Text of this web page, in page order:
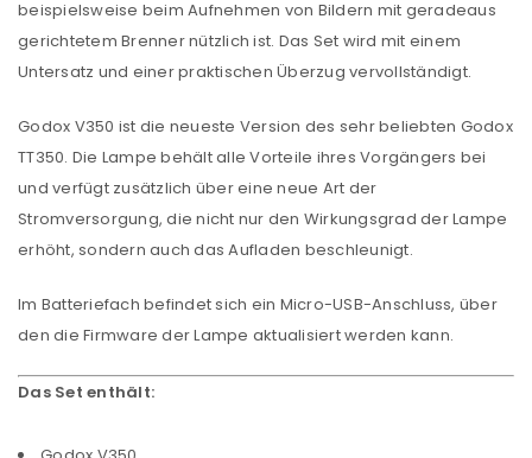
beispielsweise beim Aufnehmen von Bildern mit geradeaus
gerichtetem Brenner nützlich ist. Das Set wird mit einem
Untersatz und einer praktischen Überzug vervollständigt.
Godox V350 ist die neueste Version des sehr beliebten Godox
TT350. Die Lampe behält alle Vorteile ihres Vorgängers bei
und verfügt zusätzlich über eine neue Art der
Stromversorgung, die nicht nur den Wirkungsgrad der Lampe
erhöht, sondern auch das Aufladen beschleunigt.
Im Batteriefach befindet sich ein Micro-USB-Anschluss, über
den die Firmware der Lampe aktualisiert werden kann.
Das Set enthält: